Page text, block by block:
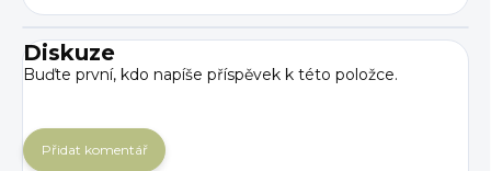
Diskuze
Buďte první, kdo napíše příspěvek k této položce.
Přidat komentář